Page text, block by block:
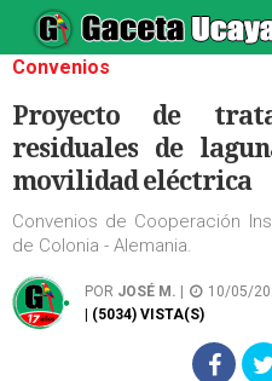
Convenios
Proyecto de
residuales de
movilidad eléctrica
Convenios de Cooperación
de Colonia - Alemania.
POR JOSÉ M. 10/05/
| (5034) VISTA(S)